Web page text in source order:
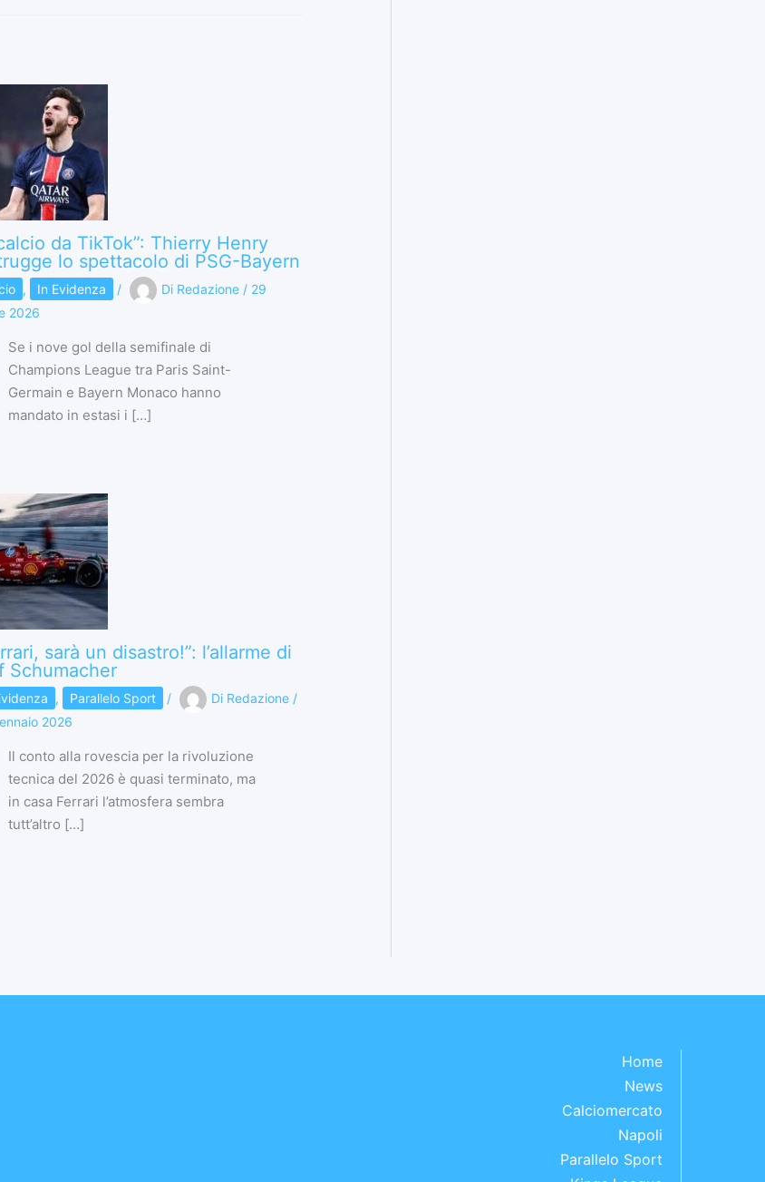
da TikTok”: Thierry Henry
lo spettacolo di PSG-Bayern
, In Evidenza / Di Redazione / 29
2026
Se i nove gol della semifinale di
Champions League tra Paris Saint-
Germain e Bayern Monaco hanno
mandato in estasi i […]
sarà un disastro!”: l’allarme di
Schumacher
, Parallelo Sport / Di Redazione /
2026
Il conto alla rovescia per la rivoluzione
tecnica del 2026 è quasi terminato, ma
in casa Ferrari l’atmosfera sembra
tutt’altro […]
Home
News
Calciomercato
Napoli
Parallelo Sport